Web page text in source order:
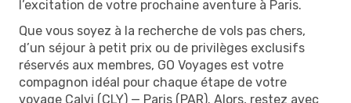
l’excitation de votre prochaine aventure à Paris.
Que vous soyez à la recherche de vols pas chers,
d’un séjour à petit prix ou de privilèges exclusifs
réservés aux membres, GO Voyages est votre
compagnon idéal pour chaque étape de votre
voyage Calvi (CLY) — Paris (PAR). Alors, restez avec